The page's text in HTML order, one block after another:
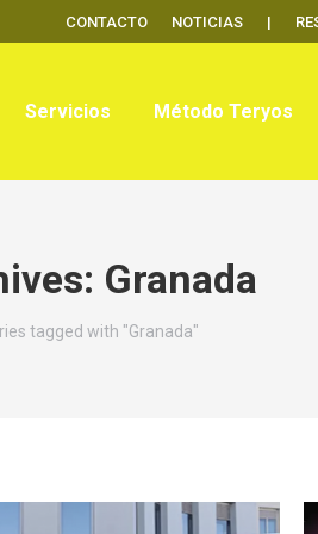
CONTACTO NOTICIAS |
Servicios Método Teryos
Granada
tagged with "Granada"